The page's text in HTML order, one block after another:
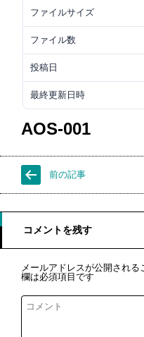
ファイルサイズ
ファイル数
投稿日
最終更新日時
AOS-001
前の記事
コメントを残す
メールアドレスが公開される
欄は必須項目です